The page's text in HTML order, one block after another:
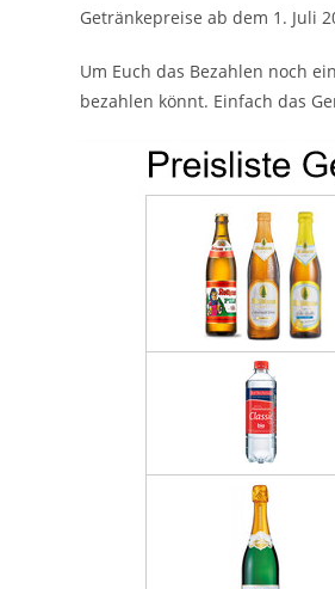
Getränkepreise ab dem 1. Juli
Um Euch das Bezahlen noch
bezahlen könnt. Einfach das